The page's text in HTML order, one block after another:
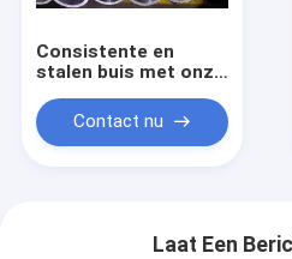
Consistente en
stalen buis met onze
naadloze
mechanische buis
Contact nu
Laat Een